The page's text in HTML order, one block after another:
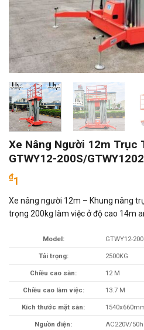
Xe Nâng Người 12m Trục
GTWY12-200S/GTWY1202
₫1
Xe nâng người 12m – Khung nâng
trọng 200kg làm việc ở độ cao 14m
Model: GTWY12-
Tải trọng: 2500KG
Chiều cao sàn: 12 M
Chiều cao làm việc: 13.7 M
Kích thước mặt sàn:
Nguồn điện: AC220V/